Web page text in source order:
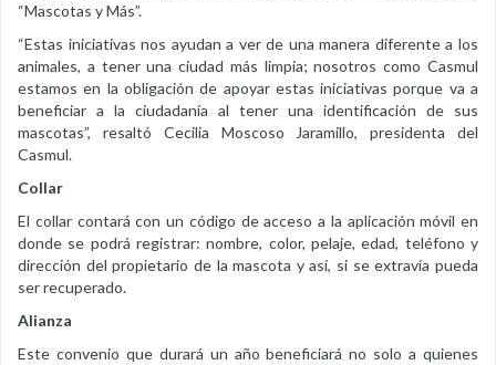
“Mascotas y Más”.
“Estas iniciativas nos ayudan a ver de una manera diferente a los
animales, a tener una ciudad más limpia; nosotros como Casmul
estamos en la obligación de apoyar estas iniciativas porque va a
beneficiar a la ciudadanía al tener una identificación de sus
mascotas”, resaltó Cecilia Moscoso Jaramillo, presidenta del
Casmul.
Collar
El collar contará con un código de acceso a la aplicación móvil en
donde se podrá registrar: nombre, color, pelaje, edad, teléfono y
dirección del propietario de la mascota y así, si se extravía pueda
ser recuperado.
Alianza
Este convenio que durará un año beneficiará no solo a quienes